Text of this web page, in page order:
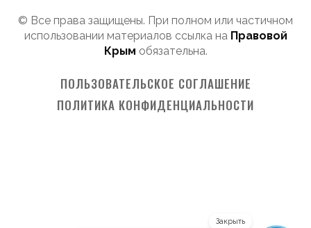
© Все права защищены. При полном или частичном
использовании материалов ссылка на Правовой
Крым обязательна.
ПОЛЬЗОВАТЕЛЬСКОЕ СОГЛАШЕНИЕ
ПОЛИТИКА КОНФИДЕНЦИАЛЬНОСТИ
Закрыть